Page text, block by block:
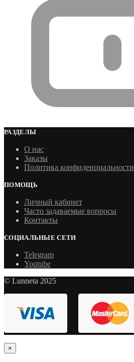
РАЗДЕЛЫ
О нас
Заказы
Политика конфиденциальности
ПОМОЩЬ
Личный кабинет
Часто задаваемые вопросы
Контакты
СОЦИАЛЬНЫЕ СЕТИ
Telegram
Youtube
© Lunneta 2025
×